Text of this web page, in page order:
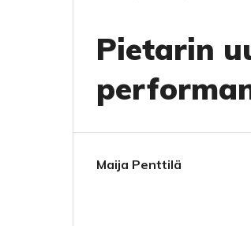
Pietarin
Maija Penttilä